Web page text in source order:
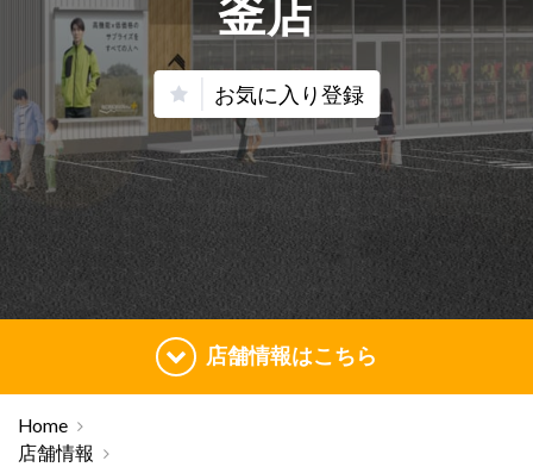
釜店
お気に入り登録
店舗情報はこちら
Home
店舗情報